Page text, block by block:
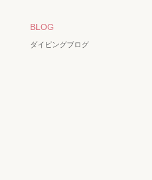
BLOG
ダイビングブログ